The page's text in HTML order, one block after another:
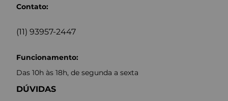
Contato:
(11) 93957-2447
Funcionamento:
Das 10h às 18h, de segunda a sexta
DÚVIDAS